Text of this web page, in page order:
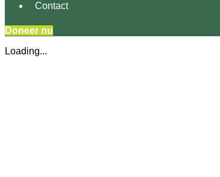
Contact
Doneer nu
Loading...